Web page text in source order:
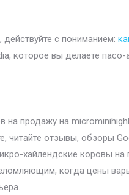
с пониманием:
которое вы делаете пасо-
на продажу на
читайте отзывы, обзоры
хайлендские коровы
когда цены